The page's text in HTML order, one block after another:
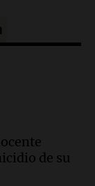
teléfono?
dos
de su